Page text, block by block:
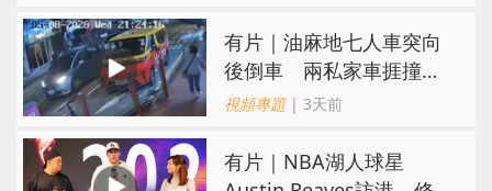
有片｜油麻地七人車突向
後倒車 兩私家車捱撞
司機不顧而去
視頻專題| 3天前
有片｜NBA湖人球星